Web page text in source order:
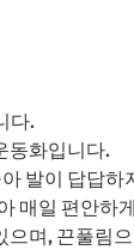
다.
동화입니다.
발이 답답하
매일 편안하
며, 끈풀림